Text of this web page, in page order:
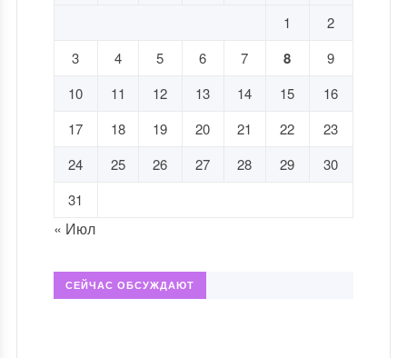
1
2
3
4 5 6 7 8
9
10
11 12 13 14 15
16
17
18 19 20 21 22
23
24
25 26 27 28 29
30
31
« Июл
СЕЙЧАС ОБСУЖДАЮТ